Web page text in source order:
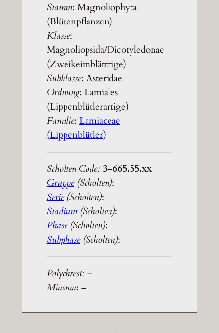
Stamm: Magnoliophyta
(Blütenpflanzen)
Klasse:
Magnoliopsida/Dicotyledonae
(Zweikeimblättrige)
Subklasse: Asteridae
Ordnung: Lamiales
(Lippenblütlerartige)
Familie: Lamiaceae
(Lippenblütler)
Scholten Code: 3-665.55.xx
Gruppe(Scholten):
Serie(Scholten):
Stadium(Scholten):
Phase(Scholten):
Subphase (Scholten):
Polychrest: –
Miasma: –